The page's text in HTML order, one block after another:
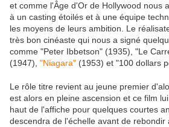
et comme l'Âge d'Or de Hollywood nous
à un casting étoilés et à une équipe
les moyens de leurs ambition. Le
très bon cinéaste qui nous a signé
comme "Peter Ibbetson" (1935), "Le
(1947), "Niagara" (1953) et "100 dollars
Le rôle titre revient au jeune premier
est alors en pleine ascension et ce film
haut de l'affiche pour quelques courtes
descendra de l'échelle avant de rebondir